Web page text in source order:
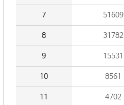
7 51609
8 31782
9 15531
10 8561
11 4702